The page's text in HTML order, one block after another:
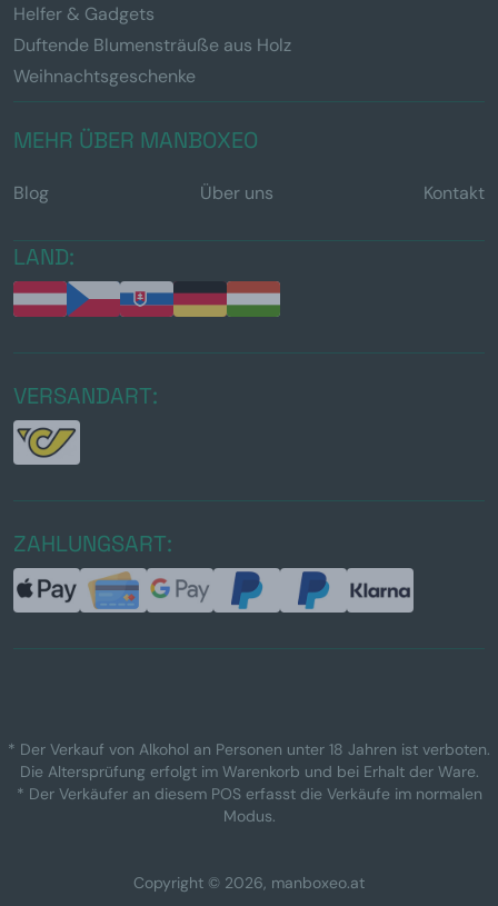
Helfer & Gadgets
Duftende Blumensträuße aus Holz
Weihnachtsgeschenke
MEHR ÜBER MANBOXEO
Blog Über uns Kontakt
LAND:
VERSANDART:
ZAHLUNGSART:
* Der Verkauf von Alkohol an Personen unter 18 Jahren ist verboten.
Die Altersprüfung erfolgt im Warenkorb und bei Erhalt der Ware.
* Der Verkäufer an diesem POS erfasst die Verkäufe im normalen
Modus.
Copyright © 2026, manboxeo.at